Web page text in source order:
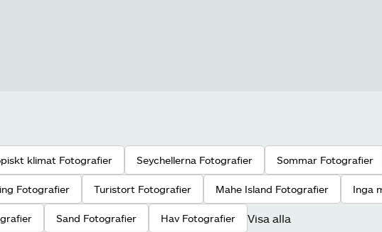
klimat Fotografier Seychellerna Fotografier Sommar Fotografier
Fotografier Turistort Fotografier Mahe Island Fotografier Inga
Sand Fotografier Hav Fotografier Visa alla